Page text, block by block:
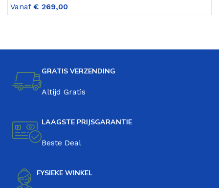
Vanaf € 269,00
GRATIS VERZENDING
Altijd Gratis
LAAGSTE PRIJSGARANTIE
Beste Deal
FYSIEKE WINKEL